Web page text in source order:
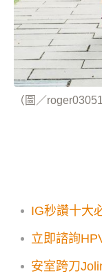
（圖／
IG秒讚十大
立即諮詢
安室跨刀